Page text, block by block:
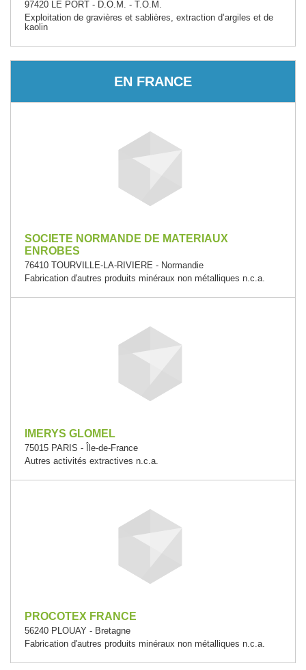
97420 LE PORT - D.O.M. - T.O.M.
Exploitation de gravières et sablières, extraction d’argiles et de
kaolin
EN FRANCE
SOCIETE NORMANDE DE MATERIAUX
ENROBES
76410 TOURVILLE-LA-RIVIERE - Normandie
Fabrication d'autres produits minéraux non métalliques n.c.a.
IMERYS GLOMEL
75015 PARIS - Île-de-France
Autres activités extractives n.c.a.
PROCOTEX FRANCE
56240 PLOUAY - Bretagne
Fabrication d'autres produits minéraux non métalliques n.c.a.